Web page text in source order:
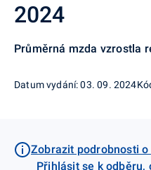
2024
Průměrná mzda vzrostla
Datum vydání: 03. 09. 2024
Zobrazit podrobnosti o
Přihlásit se k odběru,